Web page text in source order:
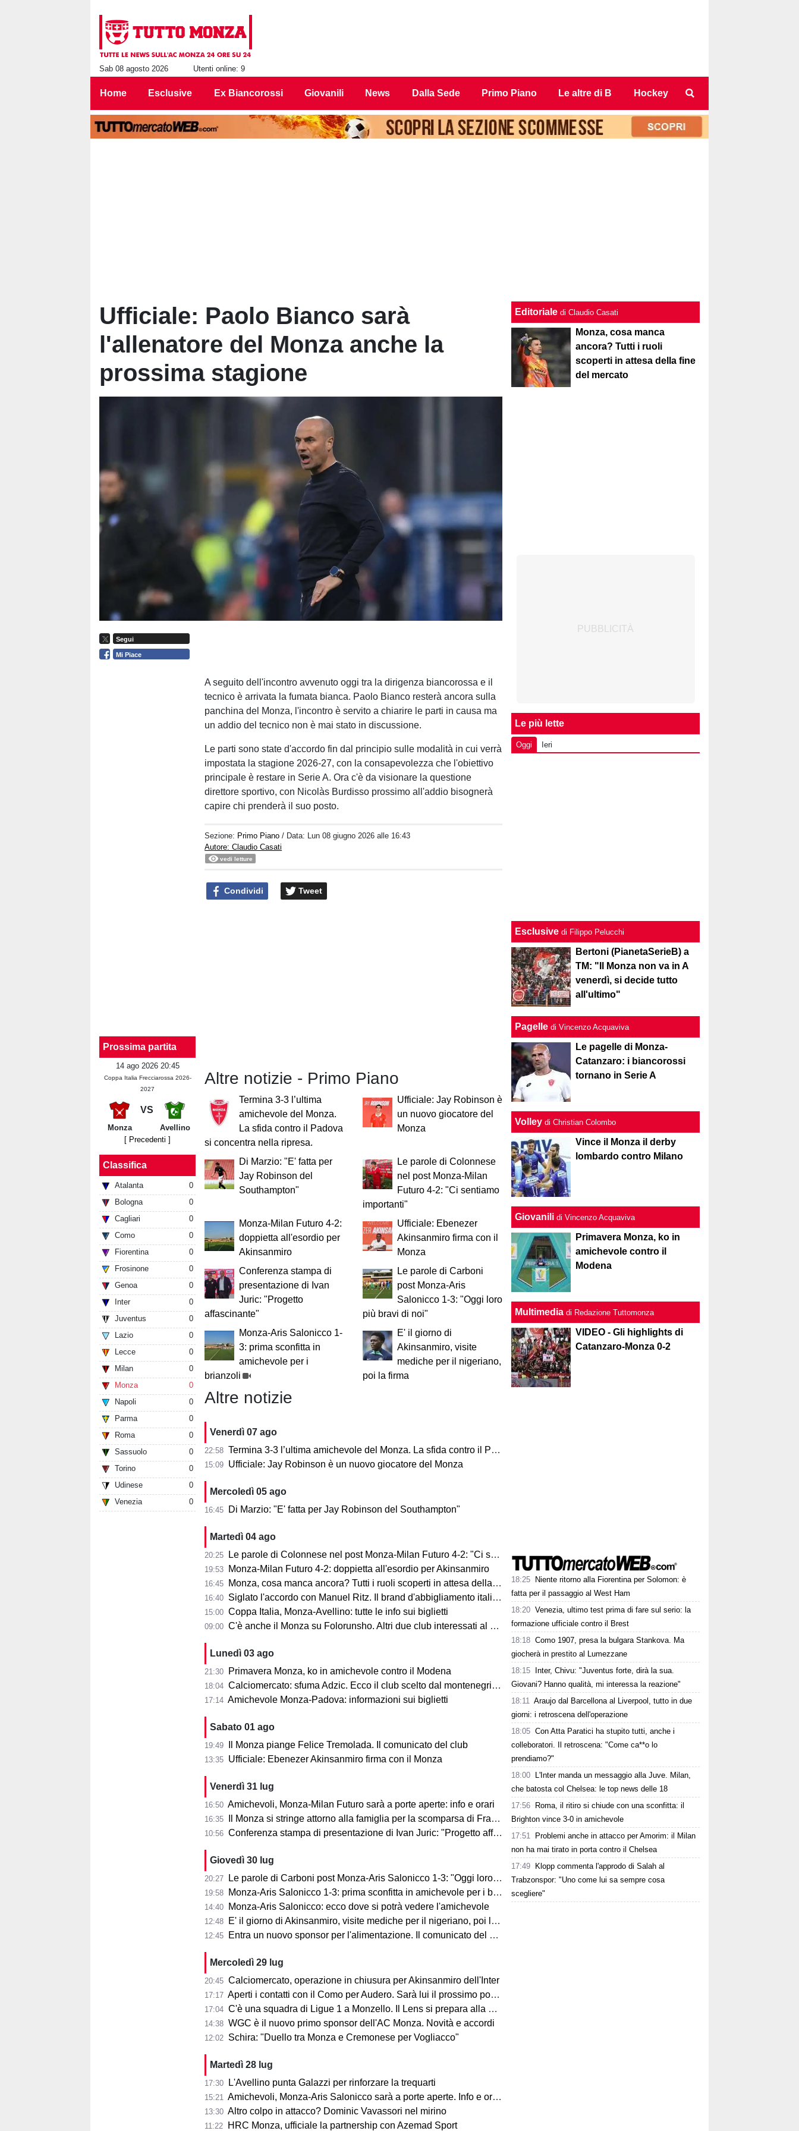
Sab 08 agosto 2026 Utenti online: 9
Home Esclusive Ex Biancorossi Giovanili News Dalla Sede Primo Piano Le altre di B Hockey
Ufficiale: Paolo Bianco sarà
l'allenatore del Monza anche la
prossima stagione
Segui
Mi Piace
Prossima partita
14 ago 2026 20:45
Coppa Italia Frecciarossa 2026-
2027
VS
Monza
Avellino
[ Precedenti ]
Classifica
Atalanta
0
Bologna
0
Cagliari
0
Como
0
Fiorentina
0
Frosinone
0
Genoa
0
Inter
0
Juventus
0
Lazio
0
Lecce
0
Milan
0
Monza
0
Napoli
0
Parma
0
Roma
0
Sassuolo
0
Torino
0
Udinese
0
Venezia
0
A seguito dell'incontro avvenuto oggi tra la dirigenza biancorossa e il
tecnico è arrivata la fumata bianca. Paolo Bianco resterà ancora sulla
panchina del Monza, l'incontro è servito a chiarire le parti in causa ma
un addio del tecnico non è mai stato in discussione.
Le parti sono state d'accordo fin dal principio sulle modalità in cui verrà
impostata la stagione 2026-27, con la consapevolezza che l'obiettivo
principale è restare in Serie A. Ora c'è da visionare la questione
direttore sportivo, con Nicolàs Burdisso prossimo all'addio bisognerà
capire chi prenderà il suo posto.
Sezione: Primo Piano / Data: Lun 08 giugno 2026 alle 16:43
Autore: Claudio Casati
vedi letture
Condividi Tweet
Altre notizie - Primo Piano
Termina 3-3 l’ultima
amichevole del Monza.
La sfida contro il Padova
si concentra nella ripresa.
Ufficiale: Jay Robinson è
un nuovo giocatore del
Monza
Di Marzio: "E' fatta per
Jay Robinson del
Southampton"
Le parole di Colonnese
nel post Monza-Milan
Futuro 4-2: "Ci sentiamo
importanti"
Monza-Milan Futuro 4-2:
doppietta all'esordio per
Akinsanmiro
Ufficiale: Ebenezer
Akinsanmiro firma con il
Monza
Conferenza stampa di
presentazione di Ivan
Juric: "Progetto
affascinante"
Le parole di Carboni
post Monza-Aris
Salonicco 1-3: "Oggi loro
più bravi di noi"
Monza-Aris Salonicco 1-
3: prima sconfitta in
amichevole per i
brianzoli
E' il giorno di
Akinsanmiro, visite
mediche per il nigeriano,
poi la firma
Altre notizie
Venerdì 07 ago
22:58 Termina 3-3 l’ultima amichevole del Monza. La sfida contro il Padova si concentra nella ripresa.
15:09 Ufficiale: Jay Robinson è un nuovo giocatore del Monza
Mercoledì 05 ago
16:45 Di Marzio: "E' fatta per Jay Robinson del Southampton"
Martedì 04 ago
20:25 Le parole di Colonnese nel post Monza-Milan Futuro 4-2: "Ci sentiamo importanti"
19:53 Monza-Milan Futuro 4-2: doppietta all'esordio per Akinsanmiro
16:45 Monza, cosa manca ancora? Tutti i ruoli scoperti in attesa della fine del mercato
16:40 Siglato l'accordo con Manuel Ritz. Il brand d'abbigliamento italiano vestirà il Monza
15:00 Coppa Italia, Monza-Avellino: tutte le info sui biglietti
09:00 C'è anche il Monza su Folorunsho. Altri due club interessati al giocatore
Lunedì 03 ago
21:30 Primavera Monza, ko in amichevole contro il Modena
18:04 Calciomercato: sfuma Adzic. Ecco il club scelto dal montenegrino.
17:14 Amichevole Monza-Padova: informazioni sui biglietti
Sabato 01 ago
19:49 Il Monza piange Felice Tremolada. Il comunicato del club
13:35 Ufficiale: Ebenezer Akinsanmiro firma con il Monza
Venerdì 31 lug
16:50 Amichevoli, Monza-Milan Futuro sarà a porte aperte: info e orari
16:35 Il Monza si stringe attorno alla famiglia per la scomparsa di Franco Baresi
10:56 Conferenza stampa di presentazione di Ivan Juric: "Progetto affascinante"
Giovedì 30 lug
20:27 Le parole di Carboni post Monza-Aris Salonicco 1-3: "Oggi loro più bravi di noi"
19:58 Monza-Aris Salonicco 1-3: prima sconfitta in amichevole per i brianzoli
14:40 Monza-Aris Salonicco: ecco dove si potrà vedere l'amichevole
12:48 E' il giorno di Akinsanmiro, visite mediche per il nigeriano, poi la firma
12:45 Entra un nuovo sponsor per l'alimentazione. Il comunicato del club biancorosso
Mercoledì 29 lug
20:45 Calciomercato, operazione in chiusura per Akinsanmiro dell'Inter
17:17 Aperti i contatti con il Como per Audero. Sarà lui il prossimo portiere biancorosso?
17:04 C'è una squadra di Ligue 1 a Monzello. Il Lens si prepara alla Como Cup in Brianza
14:38 WGC è il nuovo primo sponsor dell'AC Monza. Novità e accordi
12:02 Schira: "Duello tra Monza e Cremonese per Vogliacco"
Martedì 28 lug
17:30 L'Avellino punta Galazzi per rinforzare la trequarti
15:21 Amichevoli, Monza-Aris Salonicco sarà a porte aperte. Info e orari
13:30 Altro colpo in attacco? Dominic Vavassori nel mirino
11:22 HRC Monza, ufficiale la partnership con Azemad Sport
Editoriale di Claudio Casati
Monza, cosa manca
ancora? Tutti i ruoli
scoperti in attesa della fine
del mercato
Le più lette
Oggi Ieri
Esclusive di Filippo Pelucchi
Bertoni (PianetaSerieB) a
TM: "Il Monza non va in A
venerdì, si decide tutto
all'ultimo"
Pagelle di Vincenzo Acquaviva
Le pagelle di Monza-
Catanzaro: i biancorossi
tornano in Serie A
Volley di Christian Colombo
Vince il Monza il derby
lombardo contro Milano
Giovanili di Vincenzo Acquaviva
Primavera Monza, ko in
amichevole contro il
Modena
Multimedia di Redazione Tuttomonza
VIDEO - Gli highlights di
Catanzaro-Monza 0-2
18:25
Niente ritorno alla Fiorentina per Solomon: è
fatta per il passaggio al West Ham
18:20 Venezia, ultimo test prima di fare sul serio: la
formazione ufficiale contro il Brest
18:18 Como 1907, presa la bulgara Stankova. Ma
giocherà in prestito al Lumezzane
18:15
Inter, Chivu: "Juventus forte, dirà la sua.
Giovani? Hanno qualità, mi interessa la reazione"
18:11 Araujo dal Barcellona al Liverpool, tutto in due
giorni: i retroscena dell'operazione
18:05 Con Atta Paratici ha stupito tutti, anche i
colleboratori. Il retroscena: "Come ca**o lo
prendiamo?"
18:00
L'Inter manda un messaggio alla Juve. Milan,
che batosta col Chelsea: le top news delle 18
17:56
Roma, il ritiro si chiude con una sconfitta: il
Brighton vince 3-0 in amichevole
17:51
Problemi anche in attacco per Amorim: il Milan
non ha mai tirato in porta contro il Chelsea
17:49
Klopp commenta l'approdo di Salah al
Trabzonspor: "Uno come lui sa sempre cosa
scegliere"